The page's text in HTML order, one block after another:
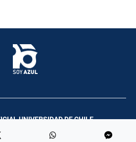
UNIVERSIDAD DE CHILE
y Producciones | 2023